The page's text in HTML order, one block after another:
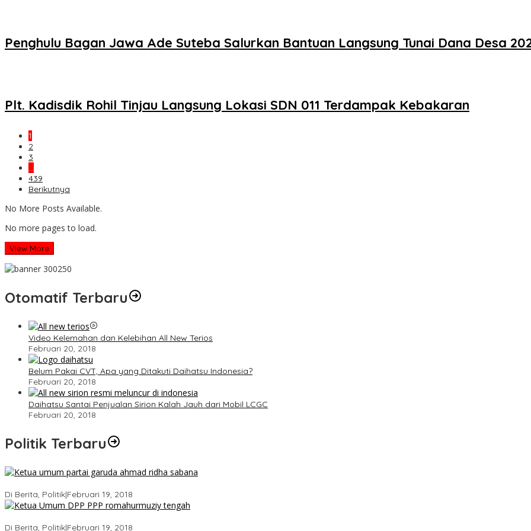
Penghulu Bagan Jawa Ade Suteba Salurkan Bantuan Langsung Tunai Dana Desa
Plt. Kadisdik Rohil Tinjau Langsung Lokasi SDN 011 Terdampak Kebakaran
1
2
3
…
439
Berikutnya
No More Posts Available.
No more pages to load.
View More
Otomatif Terbaru
Video Kelemahan dan Kelebihan All New Terios
Februari 20, 2018
Belum Pakai CVT, Apa yang Ditakuti Daihatsu Indonesia?
Februari 20, 2018
Daihatsu Santai Penjualan Sirion Kalah Jauh dari Mobil LCGC
Februari 20, 2018
Politik Terbaru
Di Berita, Politik|Februari 19, 2018
Di Berita, Politik|Februari 19, 2018